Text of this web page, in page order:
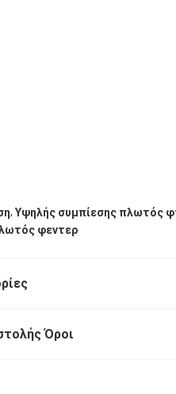
, Υψηλής συμπίεσης πλωτός
φεντερ
Όροι